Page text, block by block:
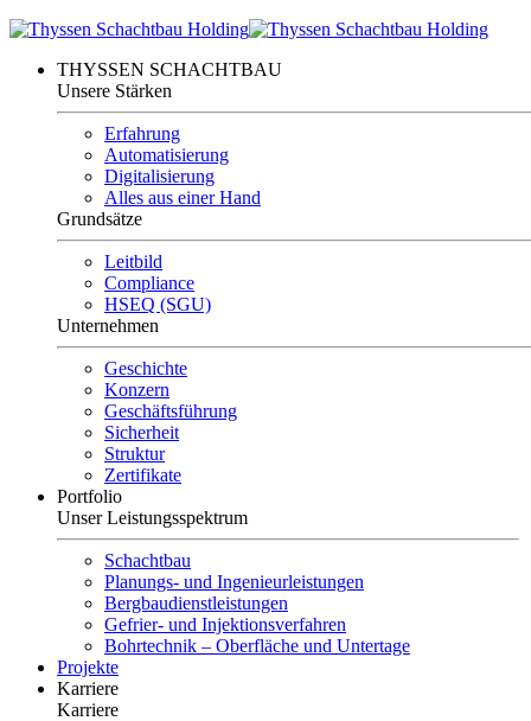
THYSSEN SCHACHTBAU
Unsere Stärken
Erfahrung
Automatisierung
Digitalisierung
Alles aus einer Hand
Grundsätze
Leitbild
Compliance
HSEQ (SGU)
Unternehmen
Geschichte
Konzern
Geschäftsführung
Sicherheit
Struktur
Zertifikate
Portfolio
Unser Leistungsspektrum
Schachtbau
Planungs- und Ingenieurleistungen
Bergbaudienstleistungen
Gefrier- und Injektionsverfahren
Bohrtechnik – Oberfläche und Untertage
Projekte
Karriere
Karriere